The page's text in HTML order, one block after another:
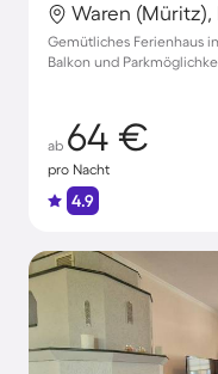
Gemütliches Ferienhaus
Balkon und
ab 64 €
pro Nacht
4.9